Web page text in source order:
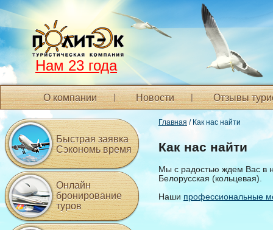
Нам 23 года
О компании Новости Отзывы
Главная / Как нас найти
Как нас найти
Мы с радостью ждем Вас в
Белорусская (кольцевая).
Наши профессиональные
Быстрая заявка
Сэкономь время
Онлайн
бронирование
туров